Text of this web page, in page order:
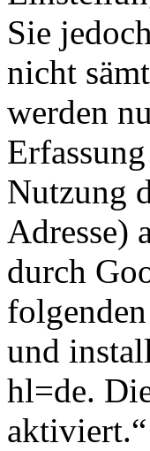
Sie
nicht
werden
Nutzung
Adresse)
durch
und
hl=de.
aktiviert.“